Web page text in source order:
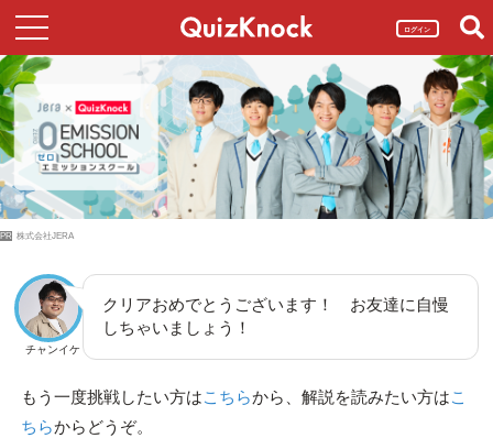
ログイン
PR 株式会社JERA
チャンイケ
クリアおめでとうございます！ お友達に自慢
しちゃいましょう！
もう一度挑戦したい方はこちらから、解説を読みたい方はこ
ちらからどうぞ。